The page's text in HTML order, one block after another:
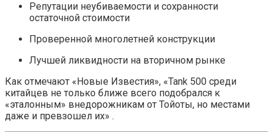
Репутации неубиваемости и сохранности
остаточной стоимости
Проверенной многолетней конструкции
Лучшей ликвидности на вторичном рынке
Как отмечают «Новые Известия», «Tank 500 среди
китайцев не только ближе всего подобрался к
«эталонным» внедорожникам от Тойоты, но местами
даже и превзошел их» .